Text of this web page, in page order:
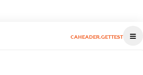
CAHEADER.GETTEST